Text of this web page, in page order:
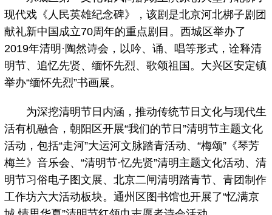
现代戏《人民英雄纪念碑》，该剧是北京河北梆子剧团
献礼新中国成立70周年的重点剧目。西城区举办了
2019年清明·陶然诗会，以吟、诵、唱等形式，诠释清
明节、追忆先贤、缅怀先烈、歌颂祖国。大兴区安定镇
举办“缅怀先烈”书画展。
为深挖清明节日内涵，推动传统节日文化与现代生
活有机融合，朝阳区开展“我们的节日”清明节主题文化
活动，包括“走河”大运河文脉踏青活动、“梅颂”《琴芳
梅兰》音乐会、“清明节·忆先贤”清明主题文化活动、清
明节习俗电子图文展、北京二闸清明踏青节、青团制作
工作坊六大活动板块。通州区图书馆也开展了“忆满京